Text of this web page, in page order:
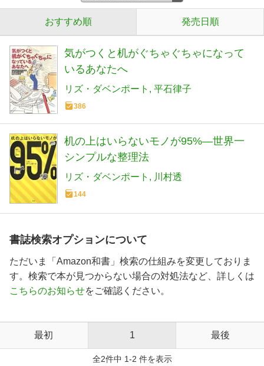
おすすめ順 発売日順
気がつくと机がぐちゃぐちゃになって
いるあなたへ
リズ・ダベンポート 平石律子
386
机の上はいらないモノが95%―世界一
シンプルな整理法
リズ・ダベンポート 川村透
144
書誌検索オプションについて
ただいま「Amazon和書」検索の仕組みを変更しておりま
す。検索で本が見つからない場合の対処法など、詳しくは
こちらのお知らせをご確認ください。
最初 1 最後
全2件中 1-2 件を表示